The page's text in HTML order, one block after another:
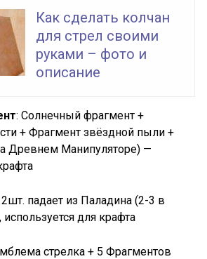
Как сделать колчан
для стрел своими
руками – фото и
описание
: Солнечный фрагмент +
+ Фрагмент звёздной пыли +
Древнем Манипуляторе) —
2шт. падает из Паладина (2-3 в
для крафта
стрелка + 5 Фрагментов